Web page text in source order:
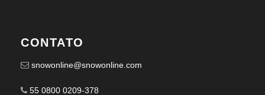
CONTATO
snowonline@snowonline.com
55 0800 0209-378